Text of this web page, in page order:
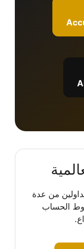
من عدة
الحساب